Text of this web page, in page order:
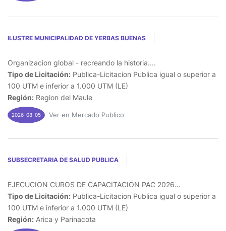
ILUSTRE MUNICIPALIDAD DE YERBAS BUENAS
Organizacion global - recreando la historia....
Tipo de Licitación: Publica-Licitacion Publica igual o superior a
100 UTM e inferior a 1.000 UTM (LE)
Región: Region del Maule
2026-08-05 Ver en Mercado Publico
SUBSECRETARIA DE SALUD PUBLICA
EJECUCION CUROS DE CAPACITACION PAC 2026...
Tipo de Licitación: Publica-Licitacion Publica igual o superior a
100 UTM e inferior a 1.000 UTM (LE)
Región: Arica y Parinacota